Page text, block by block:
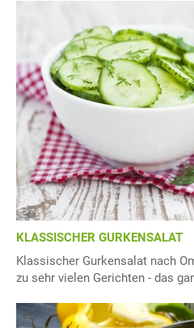
KLASSISCHER GURKENSALAT
Klassischer Gurkensalat nach
zu sehr vielen Gerichten - das